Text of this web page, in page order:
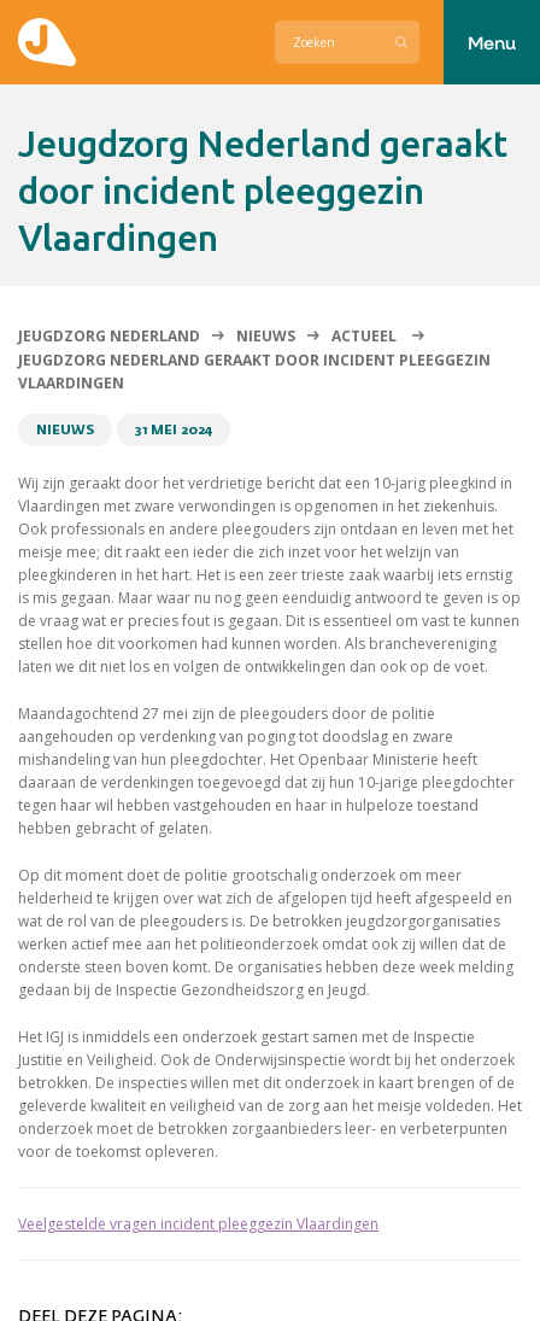
Hier zetten wij ons voor in
Over Jeugdzorg Nederland
Menu
Jeugdzorg Nederland geraakt
door incident pleeggezin
Vlaardingen
JEUGDZORG NEDERLAND NIEUWS
ACTUEEL
JEUGDZORG NEDERLAND GERAAKT DOOR INCIDENT PLEEGGEZIN
VLAARDINGEN
NIEUWS 31 MEI 2024
Wij zijn geraakt door het verdrietige bericht dat een 10-jarig pleegkind in
Vlaardingen met zware verwondingen is opgenomen in het ziekenhuis.
Ook professionals en andere pleegouders zijn ontdaan en leven met het
meisje mee; dit raakt een ieder die zich inzet voor het welzijn van
pleegkinderen in het hart. Het is een zeer trieste zaak waarbij iets ernstig
is mis gegaan. Maar waar nu nog geen eenduidig antwoord te geven is op
de vraag wat er precies fout is gegaan. Dit is essentieel om vast te kunnen
stellen hoe dit voorkomen had kunnen worden. Als branchevereniging
laten we dit niet los en volgen de ontwikkelingen dan ook op de voet.
Maandagochtend 27 mei zijn de pleegouders door de politie
aangehouden op verdenking van poging tot doodslag en zware
mishandeling van hun pleegdochter. Het Openbaar Ministerie heeft
daaraan de verdenkingen toegevoegd dat zij hun 10-jarige pleegdochter
tegen haar wil hebben vastgehouden en haar in hulpeloze toestand
hebben gebracht of gelaten.
Op dit moment doet de politie grootschalig onderzoek om meer
helderheid te krijgen over wat zich de afgelopen tijd heeft afgespeeld en
wat de rol van de pleegouders is. De betrokken jeugdzorgorganisaties
werken actief mee aan het politieonderzoek omdat ook zij willen dat de
onderste steen boven komt. De organisaties hebben deze week melding
gedaan bij de Inspectie Gezondheidszorg en Jeugd.
Het IGJ is inmiddels een onderzoek gestart samen met de Inspectie
Justitie en Veiligheid. Ook de Onderwijsinspectie wordt bij het onderzoek
betrokken. De inspecties willen met dit onderzoek in kaart brengen of de
geleverde kwaliteit en veiligheid van de zorg aan het meisje voldeden. Het
onderzoek moet de betrokken zorgaanbieders leer- en verbeterpunten
voor de toekomst opleveren.
Veelgestelde vragen incident pleeggezin Vlaardingen
DEEL DEZE PAGINA: